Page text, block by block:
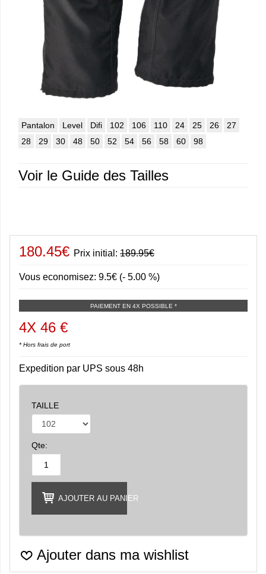
Pantalon Level Difi 102 106 110 24 25 26
27
28
29 30 48 50 52 54 56 58 60 98
Voir le Guide des Tailles
180.45€ Prix initial: 189.95€
Vous economisez: 9.5€ (- 5.00 %)
PAIEMENT EN 4X POSSIBLE *
4X 46 €
* Hors frais de port
Expedition par UPS sous 48h
TAILLE
Qte:
AJOUTER AU PANIER
Ajouter dans ma wishlist